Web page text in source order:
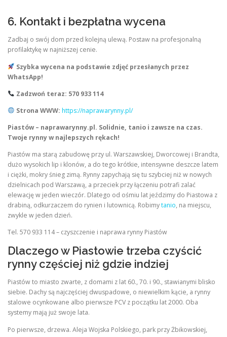
6. Kontakt i bezpłatna wycena
Zadbaj o swój dom przed kolejną ulewą. Postaw na profesjonalną
profilaktykę w najniższej cenie.
Szybka wycena na podstawie zdjęć przesłanych przez
WhatsApp!
Zadzwoń teraz: 570 933 114
Strona WWW: https://naprawarynny.pl/
Piastów – naprawarynny.pl. Solidnie, tanio i zawsze na czas.
Twoje rynny w najlepszych rękach!
Piastów ma starą zabudowę przy ul. Warszawskiej, Dworcowej i Brandta,
dużo wysokich lip i klonów, a do tego krótkie, intensywne deszcze latem
i ciężki, mokry śnieg zimą. Rynny zapychają się tu szybciej niż w nowych
dzielnicach pod Warszawą, a przeciek przy łączeniu potrafi zalać
elewację w jeden wieczór. Dlatego od ośmiu lat jeździmy do Piastowa z
drabiną, odkurzaczem do rynien i lutownicą. Robimytanio, na miejscu,
zwykle w jeden dzień.
Tel. 570 933 114 – czyszczenie i naprawa rynny Piastów
Dlaczego w Piastowie trzeba czyścić
rynny częściej niż gdzie indziej
Piastów to miasto zwarte, z domami z lat 60., 70. i 90., stawianymi blisko
siebie. Dachy są najczęściej dwuspadowe, o niewielkim kącie, a rynny
stalowe ocynkowane albo pierwsze PCV z początku lat 2000. Oba
systemy mają już swoje lata.
Po pierwsze, drzewa. Aleja Wojska Polskiego, park przy Żbikowskiej,